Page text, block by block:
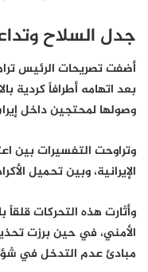
جدل السلاح
أضفت تصريحات الرئيس
بعد اتهامه أطرافاً كردية
وصولها لمحتجين داخل
وتراوحت التفسيرات بين
الإيرانية، وبين تحميل
وأثارت هذه التحركات
الأمني، في حين برزت
مبادئ عدم التدخل في